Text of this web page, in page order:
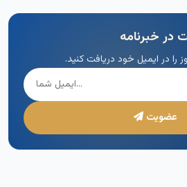
در خبرنامه
را در ایمیل خود دریافت کنید.
عضویت